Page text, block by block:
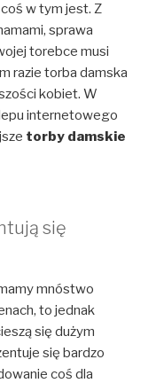
w tym jest. Z
sprawa
torebce musi
razie torba damska
kobiet. W
internetowego
torby damskie
się
mnóstwo
to jednak
się dużym
się bardzo
coś dla